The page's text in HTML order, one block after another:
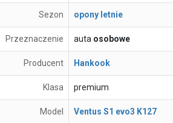
Sezon opony letnie
Przeznaczenie auta osobowe
Producent Hankook
Klasa premium
Model Ventus S1 evo3 K127